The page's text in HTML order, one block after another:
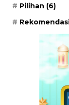
Pilihan (6)